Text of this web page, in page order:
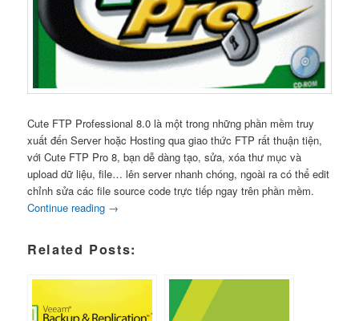
Cute FTP Professional 8.0 là một trong những phần mềm truy
xuất đến Server hoặc Hosting qua giao thức FTP rất thuận tiện,
với Cute FTP Pro 8, bạn dễ dàng tạo, sửa, xóa thư mục và
upload dữ liệu, file… lên server nhanh chóng, ngoài ra có thể edit
chỉnh sửa các file source code trực tiếp ngay trên phần mềm.
Continue reading →
Related Posts: